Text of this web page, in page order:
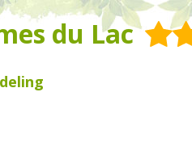
du Lac